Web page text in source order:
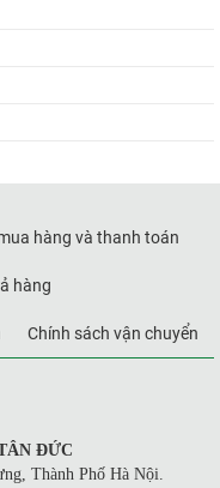
hàng và thanh toán
hàng
Chính sách vận chuyển
ĐỨC
Thành Phố Hà Nội.